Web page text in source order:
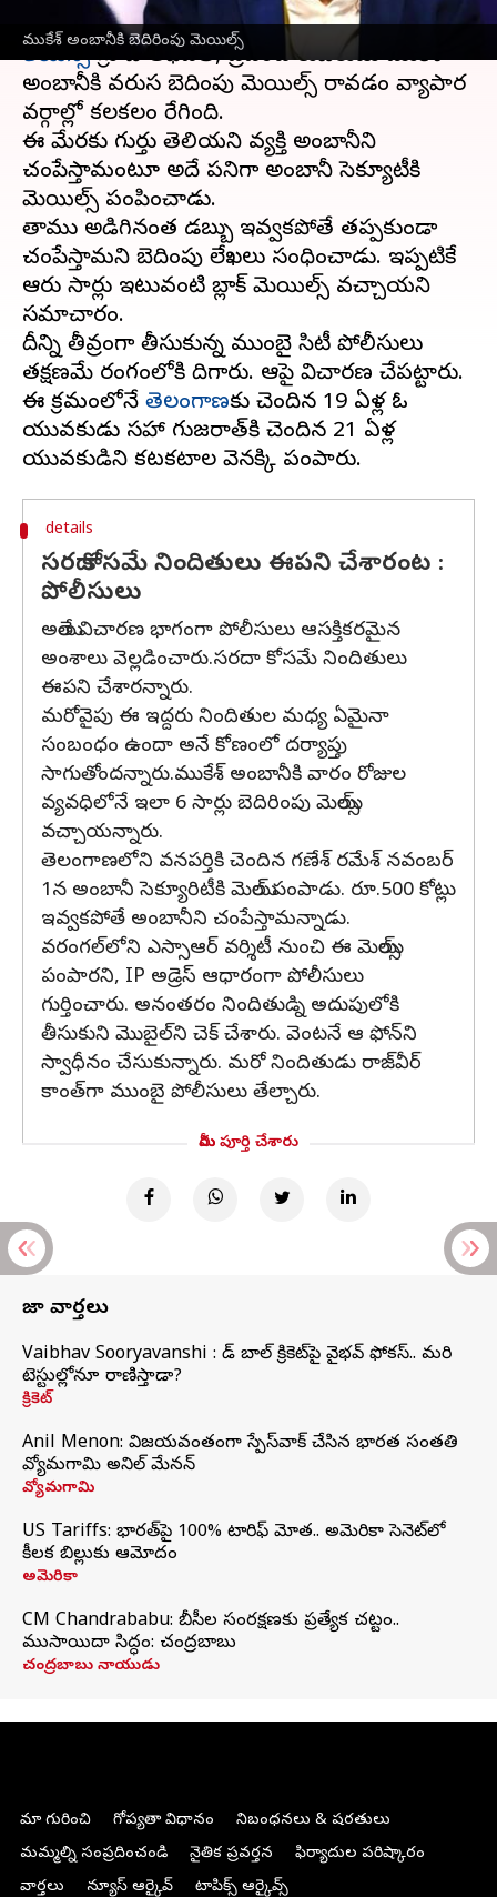
ముకేశ్ అంబానీకి బెదిరింపు మెయిల్స్
ఈ వార్తాకథనం ఏంటి
రిలయెన్స్గ్రూప్ అధిపతి, ప్రపంచ కుబేరుడు ముకేశ్
అంబానీకి వరుస బెదిరింపు మెయిల్స్ రావడం వ్యాపార
వర్గాల్లో కలకలం రేగింది.
ఈ మేరకు గుర్తు తెలియని వ్యక్తి అంబానీని
చంపేస్తామంటూ అదే పనిగా అంబానీ సెక్యూరిటీకి
మెయిల్స్ పంపించాడు.
తాము అడిగినంత డబ్బు ఇవ్వకపోతే తప్పకుండా
చంపేస్తామని బెదిరింపు లేఖలు సంధించాడు. ఇప్పటికే
ఆరు సార్లు ఇటువంటి బ్లాక్ మెయిల్స్ వచ్చాయని
సమాచారం.
దీన్ని తీవ్రంగా తీసుకున్న ముంబై సిటీ పోలీసులు
తక్షణమే రంగంలోకి దిగారు. ఆపై విచారణ చేపట్టారు.
ఈ క్రమంలోనే తెలంగాణకు చెందిన 19 ఏళ్ల ఓ
యువకుడు సహా గుజరాత్‌కి చెందిన 21 ఏళ్ల
details
సరదా కోసమే నిందితులు ఈపని చేశారంట :
పోలీసులు
అయితే విచారణ భాగంగా పోలీసులు ఆసక్తికరమైన
అంశాలు వెల్లడించారు.సరదా కోసమే నిందితులు
ఈపని చేశారన్నారు.
మరోవైపు ఈ ఇద్దరు నిందితుల మధ్య ఏమైనా
సంబంధం ఉందా అనే కోణంలో దర్యాప్తు
సాగుతోందన్నారు.ముకేశ్ అంబానీకి వారం రోజుల
వ్యవధిలోనే ఇలా 6 సార్లు బెదిరింపు మెయిల్స్
వచ్చాయన్నారు.
తెలంగాణలోని వనపర్తికి చెందిన గణేశ్ రమేశ్ నవంబర్
1న అంబానీ సెక్యూరిటీకి మెయిల్ పంపాడు. రూ.500 కోట్లు
ఇవ్వకపోతే అంబానీని చంపేస్తామన్నాడు.
వరంగల్‌లోని ఎస్సాఆర్ వర్శిటీ నుంచి ఈ మెయిల్స్
పంపారని, IP అడ్రెస్ ఆధారంగా పోలీసులు
గుర్తించారు. అనంతరం నిందితుడ్ని అదుపులోకి
తీసుకుని మొబైల్‌ని చెక్ చేశారు. వెంటనే ఆ ఫోన్‌ని
స్వాధీనం చేసుకున్నారు. మరో నిందితుడు రాజ్‌వీర్
కాంత్‌గా ముంబై పోలీసులు తేల్చారు.
మీరు పూర్తి చేశారు
తాజా వార్తలు
Vaibhav Sooryavanshi : రెడ్ బాల్ క్రికెట్‌పై వైభవ్ ఫోకస్.. మరి
టెస్టుల్లోనూ రాణిస్తాడా?
క్రికెట్
Anil Menon: విజయవంతంగా స్పేస్‌వాక్‌ చేసిన భారత సంతతి
వ్యోమగామి అనిల్‌ మేనన్
వ్యోమగామి
US Tariffs: భారత్‌పై 100% టారిఫ్‌ మోత.. అమెరికా సెనెట్‌లో
కీలక బిల్లుకు ఆమోదం
అమెరికా
CM Chandrababu: బీసీల సంరక్షణకు ప్రత్యేక చట్టం..
ముసాయిదా సిద్ధం: చంద్రబాబు
చంద్రబాబు నాయుడు
మా గురించి గోప్యతా విధానం
నిబంధనలు & షరతులు
మమ్మల్ని సంప్రదించండి
నైతిక ప్రవర్తన
ఫిర్యాదుల పరిష్కారం
వార్తలు
న్యూస్ ఆర్కైవ్ టాపిక్స్ ఆర్కైవ్స్